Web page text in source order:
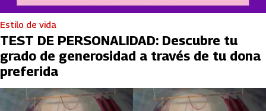
Estilo de vida
TEST DE PERSONALIDAD: Descubre tu
grado de generosidad a través de tu dona
preferida